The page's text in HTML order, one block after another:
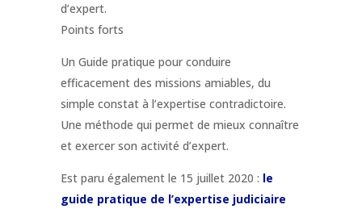
d’expert.
Points forts
Un Guide pratique pour conduire
efficacement des missions amiables, du
simple constat à l’expertise contradictoire.
Une méthode qui permet de mieux connaître
et exercer son activité d’expert.
Est paru également le 15 juillet 2020 : le
guide pratique de l’expertise judiciaire